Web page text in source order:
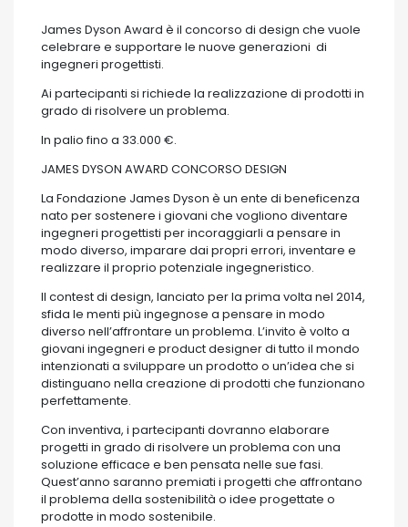
James Dyson Award è il concorso di design che vuole
celebrare e supportare le nuove generazioni di
ingegneri progettisti.
Ai partecipanti si richiede la realizzazione di prodotti in
grado di risolvere un problema.
In palio fino a 33.000 €.
JAMES DYSON AWARD CONCORSO DESIGN
La Fondazione James Dyson è un ente di beneficenza
nato per sostenere i giovani che vogliono diventare
ingegneri progettisti per incoraggiarli a pensare in
modo diverso, imparare dai propri errori, inventare e
realizzare il proprio potenziale ingegneristico.
Il contest di design, lanciato per la prima volta nel 2014,
sfida le menti più ingegnose a pensare in modo
diverso nell’affrontare un problema. L’invito è volto a
giovani ingegneri e product designer di tutto il mondo
intenzionati a sviluppare un prodotto o un’idea che si
distinguano nella creazione di prodotti che funzionano
perfettamente.
Con inventiva, i partecipanti dovranno elaborare
progetti in grado di risolvere un problema con una
soluzione efficace e ben pensata nelle sue fasi.
Quest’anno saranno premiati i progetti che affrontano
il problema della sostenibilità o idee progettate o
prodotte in modo sostenibile.